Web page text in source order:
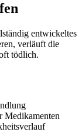
entwickeltes
verläuft die
tödlich.
Medikamenten